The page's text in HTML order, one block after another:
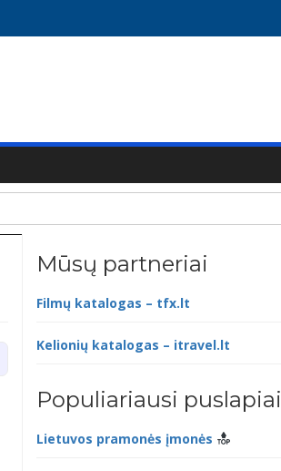
Mūsų partneriai
Filmų katalogas – tfx.lt
Kelionių katalogas – itravel.lt
Populiariausi puslapiai
Lietuvos pramonės įmonės